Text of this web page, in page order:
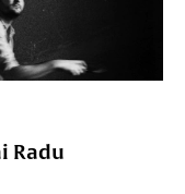
Radu